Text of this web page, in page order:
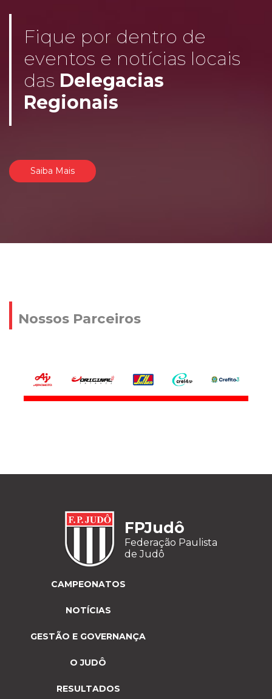
Fique por dentro de
eventos e notícias locais
das Delegacias
Regionais
Saiba Mais
Nossos Parceiros
FPJudô
Federação Paulista
de Judô
CAMPEONATOS
NOTÍCIAS
GESTÃO E GOVERNANÇA
O JUDÔ
RESULTADOS